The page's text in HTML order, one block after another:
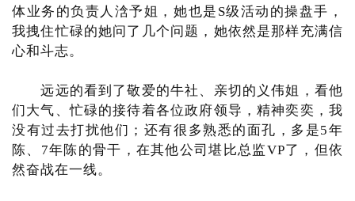
体业务的负责人浛予姐，她也是S级活动的操盘手，
我拽住忙碌的她问了几个问题，她依然是那样充满信
心和斗志。
远远的看到了敬爱的牛社、亲切的义伟姐，看他
们大气、忙碌的接待着各位政府领导，精神奕奕，我
没有过去打扰他们；还有很多熟悉的面孔，多是5年
陈、7年陈的骨干，在其他公司堪比总监VP了，但依
然奋战在一线。